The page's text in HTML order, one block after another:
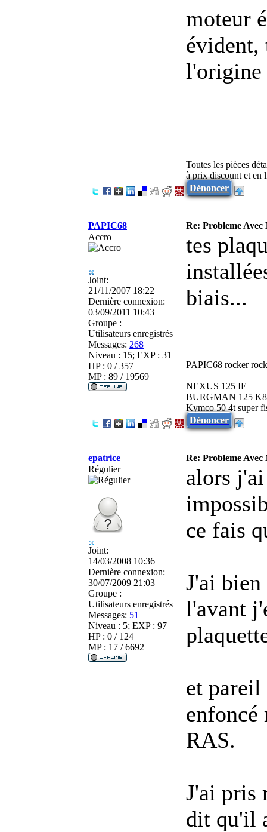
moteur
évident,
l'origine
Toutes les pièces
à prix discount et
Dénoncer
PAPIC68
Re: Probleme
Accro
Joint:
21/11/2007 18:22
Dernière connexion:
03/09/2011 10:43
Groupe :
Utilisateurs enregistrés
Messages: 268
Niveau : 15; EXP : 31
HP : 0 / 357
MP : 89 / 19569
tes
biais...
PAPIC68 rocker
NEXUS 125 IE
BURGMAN 125 K8
Kymco 50 4t super
Dénoncer
epatrice
Re: Probleme
Régulier
Joint:
14/03/2008 10:36
Dernière connexion:
30/07/2009 21:03
Groupe :
Utilisateurs enregistrés
Messages: 51
Niveau : 5; EXP : 97
HP : 0 / 124
MP : 17 / 6692
alors
ce fais
J'ai
l'avant
et pareil
enfoncé
RAS.
J'ai pris
dit qu'il